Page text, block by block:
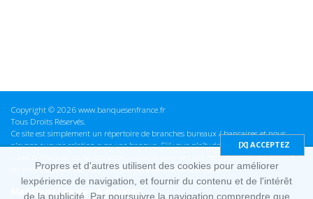
Copyright © 2026 www.banquesenfrance.fr
Tous Droits Réservés.
Ce site est simplement un répertoire de branches bureaux / bancaires et nous
n'avons aucune relation avec une banque. S'il vous plaît vérifier ces informations
avant d'effectuer toute opération, nous ne sommes pas responsables des erreurs
ou des omissions dans les informations que nous fournissons.
Mentions Légales & cookies
Propres et d'autres utilisent des cookies pour améliorer
lexpérience de navigation, et fournir du contenu et de l'intérêt
de la publicité. Par poursuivre la navigation comprendre que